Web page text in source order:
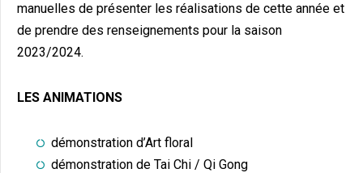
manuelles de présenter les réalisations de cette année et
de prendre des renseignements pour la saison
2023/2024.
LES ANIMATIONS
démonstration d’Art floral
démonstration de Tai Chi / Qi Gong